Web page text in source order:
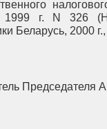
1999 г. N 326
Беларусь, 2000